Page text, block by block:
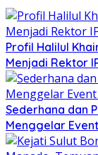
Profil Halilul
Menjadi Rektor
Sederhana dan
Menggelar